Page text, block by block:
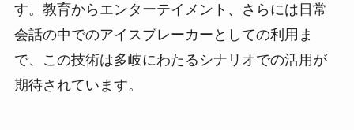
す。教育からエンターテイメント、さらには日常
会話の中でのアイスブレーカーとしての利用ま
で、この技術は多岐にわたるシナリオでの活用が
期待されています。